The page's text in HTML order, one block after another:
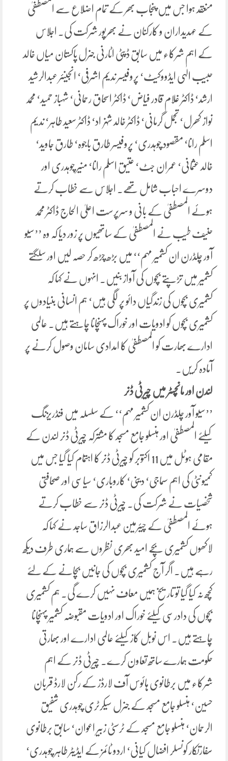
منعقد ہوا جس میں پنجاب بھر کے تمام اضلاع سے المصطفیٰ
کے عہدیداران و کارکنان نے بھرپور شرکت کی۔ اجلاس
کے اہم شرکاء میں سابق ڈپٹی اٹارنی جنرل پاکستان میاں خالد
حبیب الٰہی ایڈووکیٹ‘ پروفیسر ندیم اشرفی‘ انجینئر عبدالرشید
ارشد‘ ڈاکٹر غلام قادر فیاض‘ ڈاکٹر اسحاق رحمانی‘ شہباز حمید‘ محمد
نواز کھرل‘ تجمل گرمانی‘ ڈاکٹر خالد شہزاد‘ ڈاکٹر سعید طاہر‘ ندیم
اسلم رانا‘ مقصود چوہدری‘ پروفیسر طارق باجوہ‘ طارق جاوید‘
خالد عثمانی‘ عمران جٹ‘ عتیق اسلم رانا‘ منیر چوہدری اور
دوسرے احباب شامل تھے۔ اجلاس سے خطاب کرتے
ہوئے المصطفیٰ کے بانی و سرپرست اعلیٰ الحاج ڈاکٹر محمد
حنیف طیب نے المصطفیٰ کے ساتھیوں پر زور دیا کہ وہ ’’سیو
آور چلڈرن ان کشمیر مہم‘‘ میں بڑھ چڑھ کر حصہ لیں اور سلگتے
کشمیر میں تڑپتے بچوں کی آواز بنیں۔ انہوں نے کہا کہ
کشمیری بچوں کی زندگیاں دائو پر لگی ہیں‘ ہم انسانی بنیادوں پر
کشمیری بچوں کو ادویات اور خوراک پہنچانا چاہتے ہیں۔ عالمی
ادارے بھارت کو المصطفیٰ کا امدادی سامان وصول کرنے پر
آمادہ کریں۔
لندن اور مانچسٹر میں چیرٹی ڈنر
’’سیو آور چلڈرن ان کشمیر مہم‘‘ کے سلسلہ میں فنڈریزنگ
کیلئے المصطفیٰ اور ہنسلو جامع مسجد کا مشترکہ چیرٹی ڈنر لندن کے
مقامی ہوٹل میں 11 اکتوبر کو چیرٹی ڈنر کا اہتمام کیا گیا جس میں
کمیونٹی کی اہم سماجی‘ دینی‘ کاروباری‘ سیاسی اور صحافتی
شخصیات نے شرکت کی۔ چیرٹی ڈنر سے خطاب کرتے
ہوئے المصطفیٰ کے چیئرمین عبدالرزاق ساجد نے کہا کہ
لاکھوں کشمیری بچے امید بھری نظروں سے ہماری طرف دیکھ
رہے ہیں۔ اگر آج کشمیری بچوں کی جانیں بچانے کے لئے
کچھ نہ کیا گیا تو تاریخ ہمیں معاف نہیں کرے گی۔ ہم کشمیری
بچوں کی دادرسی کیلئے خوراک اور ادویات مقبوضہ کشمیر پہنچانا
چاہتے ہیں۔ اس نوبل کاز کیلئے عالمی ادارے اور بھارتی
حکومت ہمارے ساتھ تعاون کرے۔ چیرٹی ڈنر کے اہم
شرکاء میں برطانوی ہائوس آف لارڈز کے رکن لارڈ قربان
حسین‘ ہنسلو جامع مسجد کے جنرل سیکرٹری چوہدری شفیق
الرحمان‘ ہنسلو جامع مسجد کے ٹرسٹی زبیر اعوان‘ سابق برطانوی
سفارتکار کونسلر افضال کیانی‘ اردو ٹائمز کے ایڈیٹر طاہر چوہدری‘